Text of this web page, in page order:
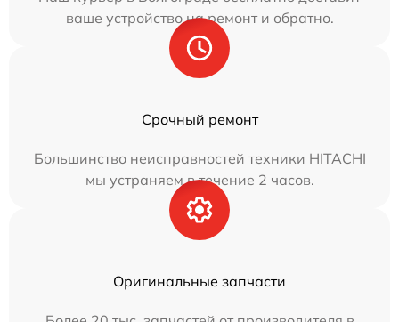
ваше устройство на ремонт и обратно.
Срочный ремонт
Большинство неисправностей техники HITACHI
мы устраняем в течение 2 часов.
Оригинальные запчасти